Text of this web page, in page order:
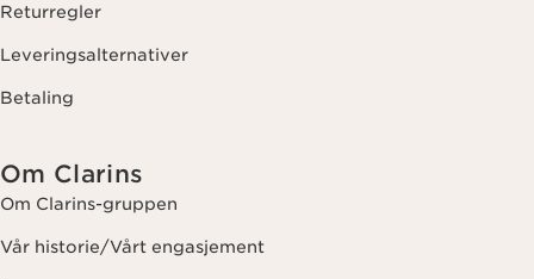
Returregler
Leveringsalternativer
Betaling
Om Clarins
Om Clarins-gruppen
Vår historie/Vårt engasjement